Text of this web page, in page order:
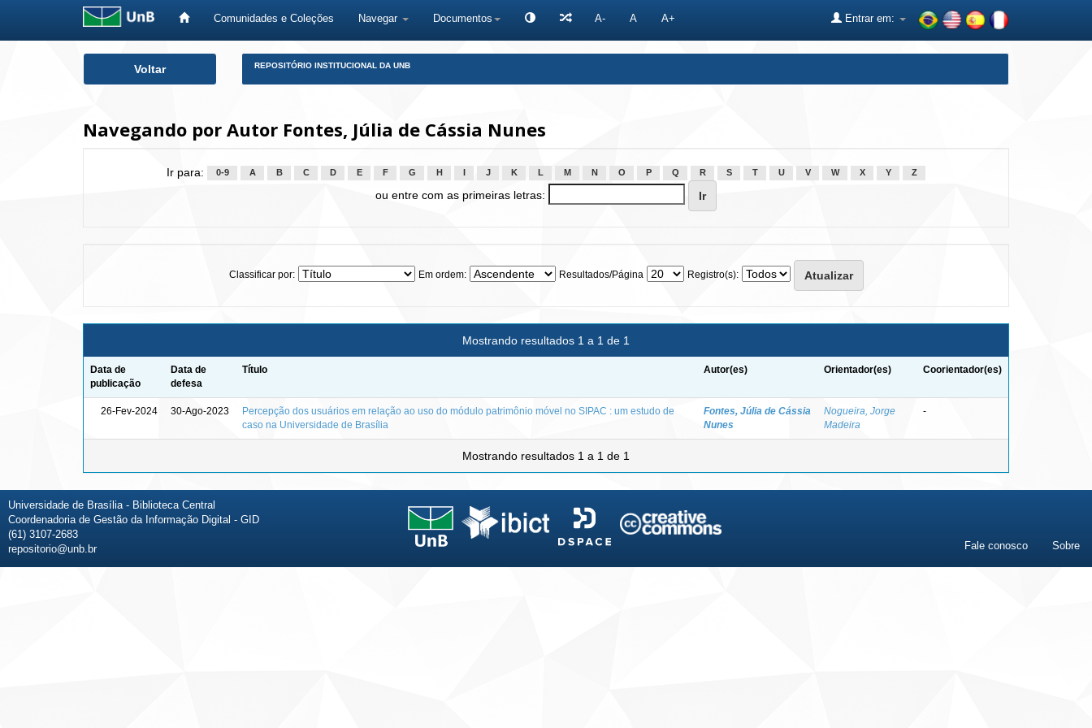
Comunidades e Coleções Navegar Documentos A- A A+ Entrar em:
Voltar REPOSITÓRIO INSTITUCIONAL DA UNB
Navegando por Autor Fontes, Júlia de Cássia Nunes
Ir para: 0-9 A B C D E F G H J K L M N O P Q R S T U V W X Y Z
ou entre com as primeiras letras:
Classificar por: Em ordem: Resultados/Página Registro(s):
Mostrando resultados 1 a 1 de 1
Data de
publicação
Data de
defesa
Título Autor(es) Orientador(es) Coorientador(es)
26-Fev-2024 30-Ago-2023
Percepção dos usuários em relação ao uso do módulo patrimônio móvel no SIPAC : um estudo de
caso na Universidade de Brasília
Fontes, Júlia de Cássia
Nunes
Nogueira, Jorge
Madeira
-
Mostrando resultados 1 a 1 de 1
Universidade de Brasília - Biblioteca Central
Coordenadoria de Gestão da Informação Digital - GID
(61) 3107-2683
repositorio@unb.br
Fale conosco Sobre